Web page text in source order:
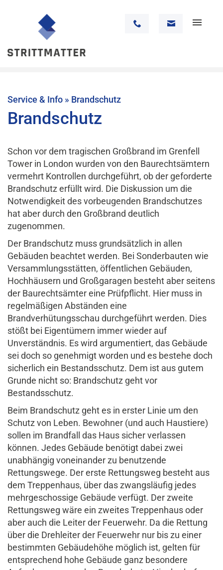
Service & Info » Brandschutz
Brandschutz
Schon vor dem tragischen Großbrand im Grenfell
Tower in London wurden von den Baurechtsämtern
vermehrt Kontrollen durchgeführt, ob der geforderte
Brandschutz erfüllt wird. Die Diskussion um die
Notwendigkeit des vorbeugenden Brandschutzes
hat aber durch den Großbrand deutlich
zugenommen.
Der Brandschutz muss grundsätzlich in allen
Gebäuden beachtet werden. Bei Sonderbauten wie
Versammlungsstätten, öffentlichen Gebäuden,
Hochhäusern und Großgaragen besteht aber seitens
der Baurechtsämter eine Prüfpflicht. Hier muss in
regelmäßigen Abständen eine
Brandverhütungsschau durchgeführt werden. Dies
stößt bei Eigentümern immer wieder auf
Unverständnis. Es wird argumentiert, das Gebäude
sei doch so genehmigt worden und es bestehe doch
sicherlich ein Bestandsschutz. Dem ist aus gutem
Grunde nicht so: Brandschutz geht vor
Bestandsschutz.
Beim Brandschutz geht es in erster Linie um den
Schutz von Leben. Bewohner (und auch Haustiere)
sollen im Brandfall das Haus sicher verlassen
können. Jedes Gebäude benötigt dabei zwei
unabhängig voneinander zu benutzende
Rettungswege. Der erste Rettungsweg besteht aus
dem Treppenhaus, über das zwangsläufig jedes
mehrgeschossige Gebäude verfügt. Der zweite
Rettungsweg wäre ein zweites Treppenhaus oder
aber auch die Leiter der Feuerwehr. Da die Rettung
über die Drehleiter der Feuerwehr nur bis zu einer
bestimmten Gebäudehöhe möglich ist, gelten für
entsprechend hohe Gebäude ganz besondere